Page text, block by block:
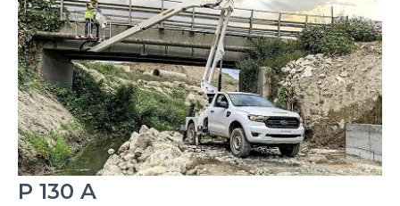
P 130 A